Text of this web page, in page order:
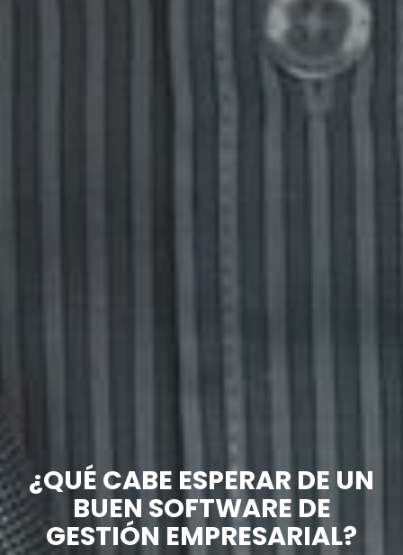
¿QUÉ CABE ESPERAR DE UN
BUEN SOFTWARE DE
GESTIÓN EMPRESARIAL?